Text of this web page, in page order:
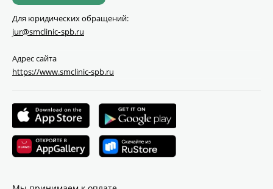
Для юридических обращений:
jur@smclinic‑spb.ru
Адрес сайта
https://www.smclinic-spb.ru